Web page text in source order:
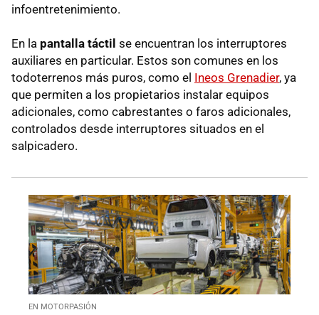
infoentretenimiento.
En la pantalla táctil se encuentran los interruptores
auxiliares en particular. Estos son comunes en los
todoterrenos más puros, como el Ineos Grenadier, ya
que permiten a los propietarios instalar equipos
adicionales, como cabrestantes o faros adicionales,
controlados desde interruptores situados en el
salpicadero.
EN MOTORPASIÓN